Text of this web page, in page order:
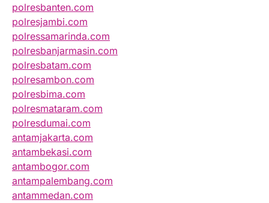
polresbanten.com
polresjambi.com
polressamarinda.com
polresbanjarmasin.com
polresbatam.com
polresambon.com
polresbima.com
polresmataram.com
polresdumai.com
antamjakarta.com
antambekasi.com
antambogor.com
antampalembang.com
antammedan.com